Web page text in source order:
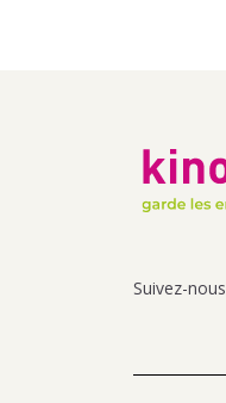
Suivez-nous